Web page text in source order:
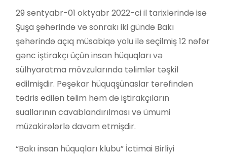
29 sentyabr-01 oktyabr 2022-ci il tarixlərində isə
Şuşa şəhərində və sonrakı iki gündə Bakı
şəhərində açıq müsabiqə yolu ilə seçilmiş 12 nəfər
gənc iştirakçı üçün insan hüquqları və
sülhyaratma mövzularında təlimlər təşkil
edilmişdir. Peşəkar hüquqşünaslar tərəfindən
tədris edilən təlim həm də iştirakçıların
suallarının cavablandırılması və ümumi
müzakirələrlə davam etmişdir.
“Bakı insan hüquqları klubu” İctimai Birliyi